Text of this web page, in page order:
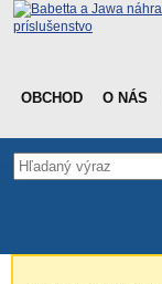
OBCHOD O NÁS